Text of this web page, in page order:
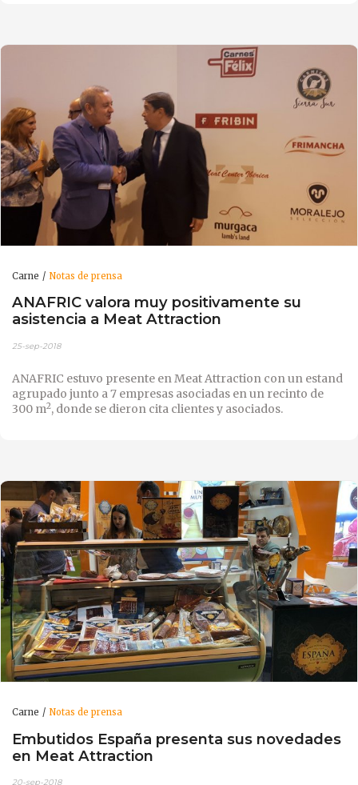
Carne Notas de prensa
ANAFRIC valora muy positivamente su
asistencia a Meat Attraction
25-sep-2018
ANAFRIC estuvo presente en Meat Attraction con un estand
agrupado junto a 7 empresas asociadas en un recinto de
300 m2, donde se dieron cita clientes y asociados.
Carne Notas de prensa
Embutidos España presenta sus novedades
en Meat Attraction
20-sep-2018